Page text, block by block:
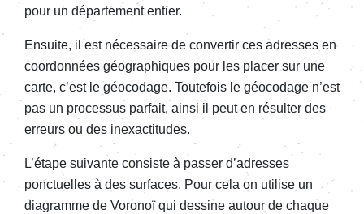
pour un département entier.
Ensuite, il est nécessaire de convertir ces adresses en
coordonnées géographiques pour les placer sur une
carte, c’est le géocodage. Toutefois le géocodage n’est
pas un processus parfait, ainsi il peut en résulter des
erreurs ou des inexactitudes.
L’étape suivante consiste à passer d’adresses
ponctuelles à des surfaces. Pour cela on utilise un
diagramme de Voronoï qui dessine autour de chaque